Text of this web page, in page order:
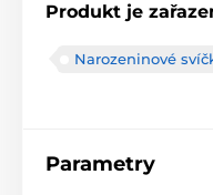
Produkt je
Narozeninové
Parametry